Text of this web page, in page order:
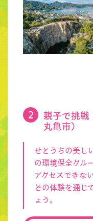
親子で挑戦
丸亀市）
せとうちの美し
の環境保全クル
アクセスできな
どの体験を通じ
ょう。